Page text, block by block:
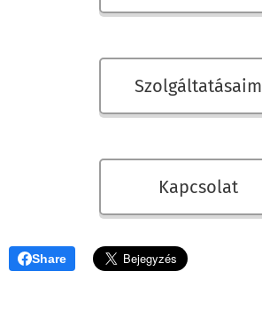
Szolgáltatásaim
Kapcsolat
Share